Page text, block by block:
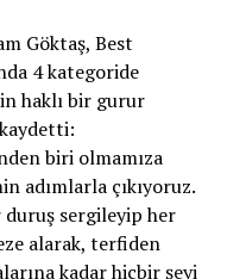
Göktaş, Best
4 kategoride
haklı bir gurur
biri olmamıza
adımlarla çıkıyoruz.
sergileyip her
alarak, terfiden
kadar hiçbir şeyi